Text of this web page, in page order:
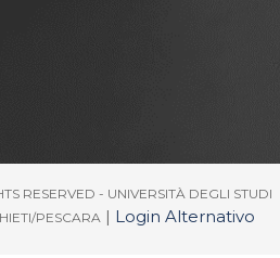
RESERVED - UNIVERSITÀ DEGLI STUDI
PESCARA| Login Alternativo